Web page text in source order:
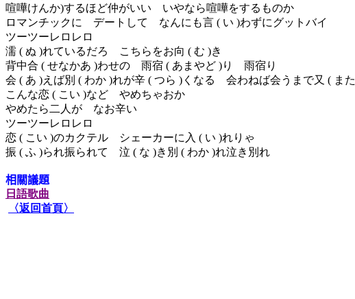
喧嘩けんか)するほど仲がいい いやなら喧嘩をするものか
ロマンチックに デートして なんにも言 ( い )わずにグットバイ
ツーツーレロレロ
濡 ( ぬ )れているだろ こちらをお向 ( む )き
背中合 ( せなかあ )わせの 雨宿 ( あまやど )り 雨宿り
会 ( あ )えば別 ( わか )れが辛 ( つら ) くなる 会わねば会うまで又 ( また
こんな恋 ( こい )など やめちゃおか
やめたら二人が なお辛い
ツーツーレロレロ
恋 ( こい )のカクテル シェーカーに入 ( い )れりゃ
振 ( ふ )られ振られて 泣 ( な )き別 ( わか )れ泣き別れ
相關議題
日語歌曲
〈返回首頁〉